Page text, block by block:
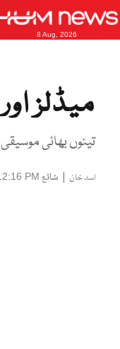
8 Aug, 2026
میڈلز
تینوں بھائی
اسد خان | شائع PM